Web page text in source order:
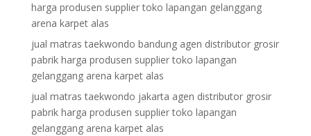
harga produsen supplier toko lapangan gelanggang
arena karpet alas
jual matras taekwondo bandung agen distributor grosir
pabrik harga produsen supplier toko lapangan
gelanggang arena karpet alas
jual matras taekwondo jakarta agen distributor grosir
pabrik harga produsen supplier toko lapangan
gelanggang arena karpet alas